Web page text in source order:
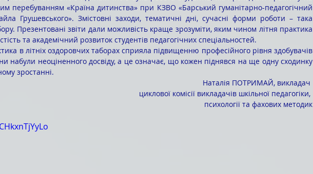
перебуванням «Країна дитинства» при КЗВО «Барський гуманітарно-педагогічний
Грушевського». Змістовні заходи, тематичні дні, сучасні форми роботи – така
Презентовані звіти дали можливість краще зрозуміти, яким чином літня практика
та академічний розвиток студентів педагогічних спеціальностей.
набули неоціненного досвіду, а це означає, що кожен піднявся на ще одну сходинку
зростанні.
Наталія ПОТРИМАЙ, викладач
циклової комісії викладачів шкільної педагогіки,
психології та фахових методик